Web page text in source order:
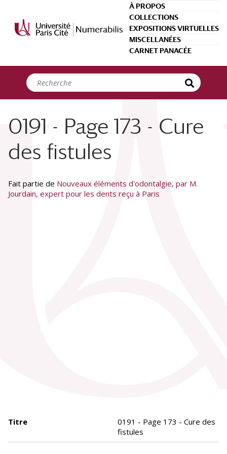
À PROPOS
COLLECTIONS
EXPOSITIONS VIRTUELLES
MISCELLANÉES
CARNET PANACÉE
0191 - Page 173 - Cure
des fistules
Fait partie de Nouveaux éléments d'odontalgie, par M.
Jourdain, expert pour les dents reçu à Paris
Titre
0191 - Page 173 - Cure des
fistules